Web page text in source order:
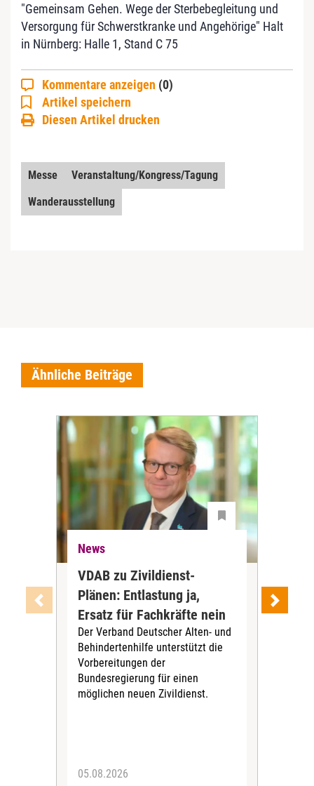
"Gemeinsam Gehen. Wege der Sterbebegleitung und
Versorgung für Schwerstkranke und Angehörige" Halt
in Nürnberg: Halle 1, Stand C 75
Kommentare anzeigen (0)
Artikel speichern
Diesen Artikel drucken
Messe
Veranstaltung/Kongress/Tagung
Wanderausstellung
Ähnliche Beiträge
News
VDAB zu Zivildienst-
Plänen: Entlastung ja,
Ersatz für Fachkräfte nein
Der Verband Deutscher Alten- und
Behindertenhilfe unterstützt die
Vorbereitungen der
Bundesregierung für einen
möglichen neuen Zivildienst.
05.08.2026